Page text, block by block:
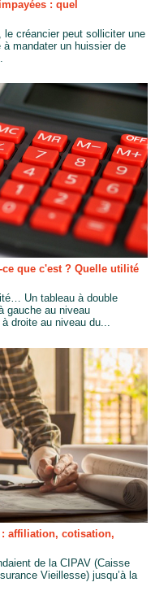
: quel
le créancier peut solliciter une
mandater un huissier de
que c'est ? Quelle utilité
Un tableau à double
gauche au niveau
droite au niveau du...
affiliation, cotisation,
de la CIPAV (Caisse
Vieillesse) jusqu’à la